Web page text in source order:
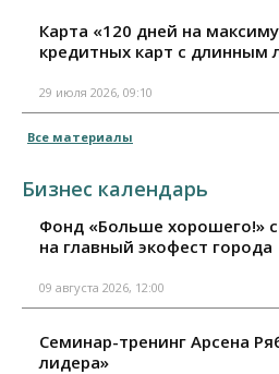
Карта «120 дней на
кредитных карт с длинным
29 июля 2026, 09:10
Все материалы
Бизнес календарь
Фонд «Больше хорошего!»
на главный экофест города
09 августа 2026, 12:00
Семинар-тренинг Арсена
лидера»